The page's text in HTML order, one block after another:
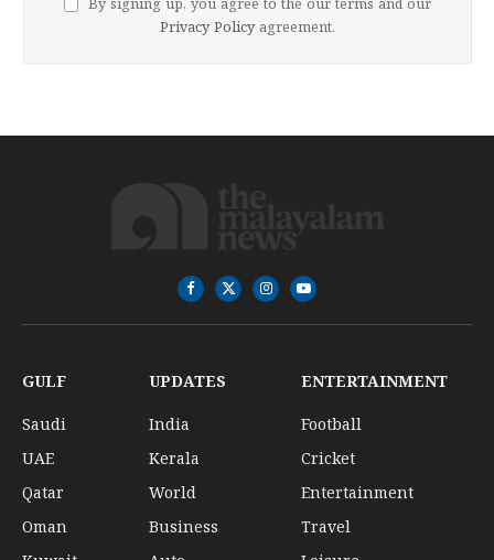
By signing up, you agree to the our terms and our
Privacy Policy agreement.
Facebook
X
(Twitter)
InstagramYouTube
GULF
Saudi
UAE
Qatar
Oman
UPDATES
India
Kerala
World
Business
ENTERTAINMENT
Football
Cricket
Entertainment
Travel